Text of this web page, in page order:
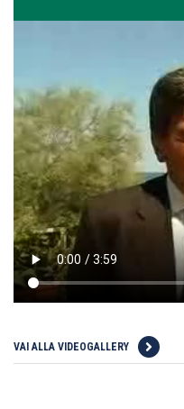
VAI ALLA VIDEOGALLERY